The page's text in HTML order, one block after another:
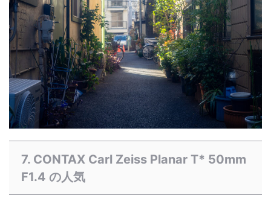
7. CONTAX Carl Zeiss Planar T* 50mm
F1.4 の人気